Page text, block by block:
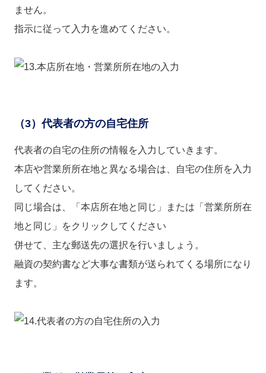
ません。
指示に従って入力を進めてください。
（3）代表者の方の自宅住所
代表者の自宅の住所の情報を入力していきます。
本店や営業所所在地と異なる場合は、自宅の住所を入力
してください。
同じ場合は、「本店所在地と同じ」または「営業所所在
地と同じ」をクリックしてください
併せて、主な郵送先の選択を行いましょう。
融資の契約書など大事な書類が送られてくる場所になり
ます。